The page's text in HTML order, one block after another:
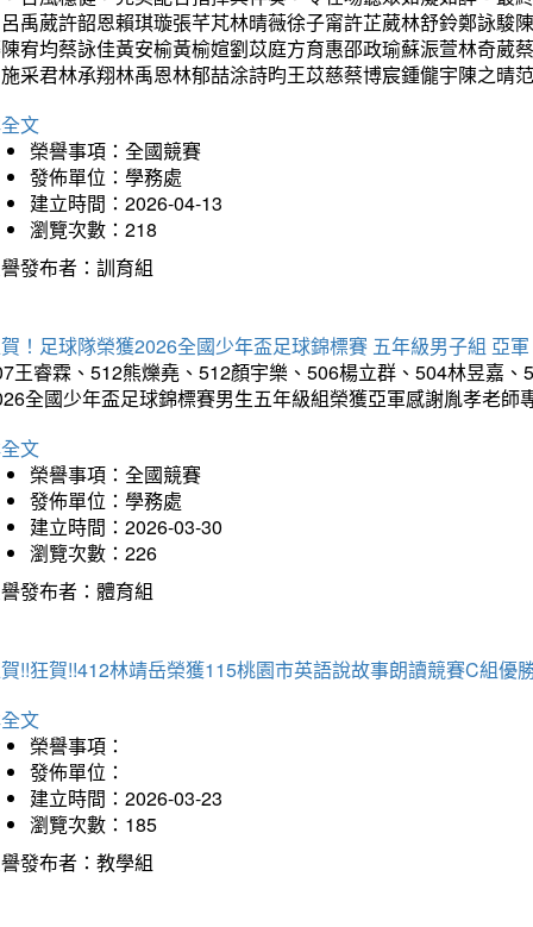
禹葳許韶恩賴琪璇張芊芃林晴薇徐子甯許芷葳林舒鈴鄭詠駿
宥均蔡詠佳黃安榆黃榆媗劉苡庭方育惠邵政瑜蘇浱萱林奇葳
采君林承翔林禹恩林郁喆涂詩昀王苡慈蔡博宸鍾儱宇陳之晴
文
榮譽事項：全國競賽
發佈單位：學務處
建立時間：2026-04-13
瀏覽次數：218
發布者：訓育組
！足球隊榮獲2026全國少年盃足球錦標賽 五年級男子組 亞軍
王睿霖、512熊爍堯、512顏宇樂、506楊立群、504林昱嘉
全國少年盃足球錦標賽男生五年級組榮獲亞軍感謝胤孝老師
文
榮譽事項：全國競賽
發佈單位：學務處
建立時間：2026-03-30
瀏覽次數：226
發布者：體育組
!!狂賀!!412林靖岳榮獲115桃園市英語說故事朗讀競賽C組優
文
榮譽事項：
發佈單位：
建立時間：2026-03-23
瀏覽次數：185
發布者：教學組